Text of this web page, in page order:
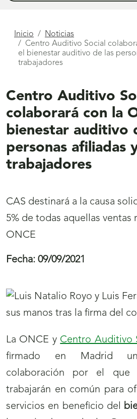
Está
aquí
Inicio
Noticias
Centro Auditivo Social
el bienestar auditivo de las
trabajadores
Centro Auditivo
colaborará con la
bienestar auditivo
personas afiliadas
trabajadores
CAS destinará a la causa
5% de todas aquellas ventas
ONCE
Fecha: 09/09/2021
La ONCE y Centro Auditivo
firmado en Madrid
colaboración por el que
trabajarán en común para
servicios en beneficio del